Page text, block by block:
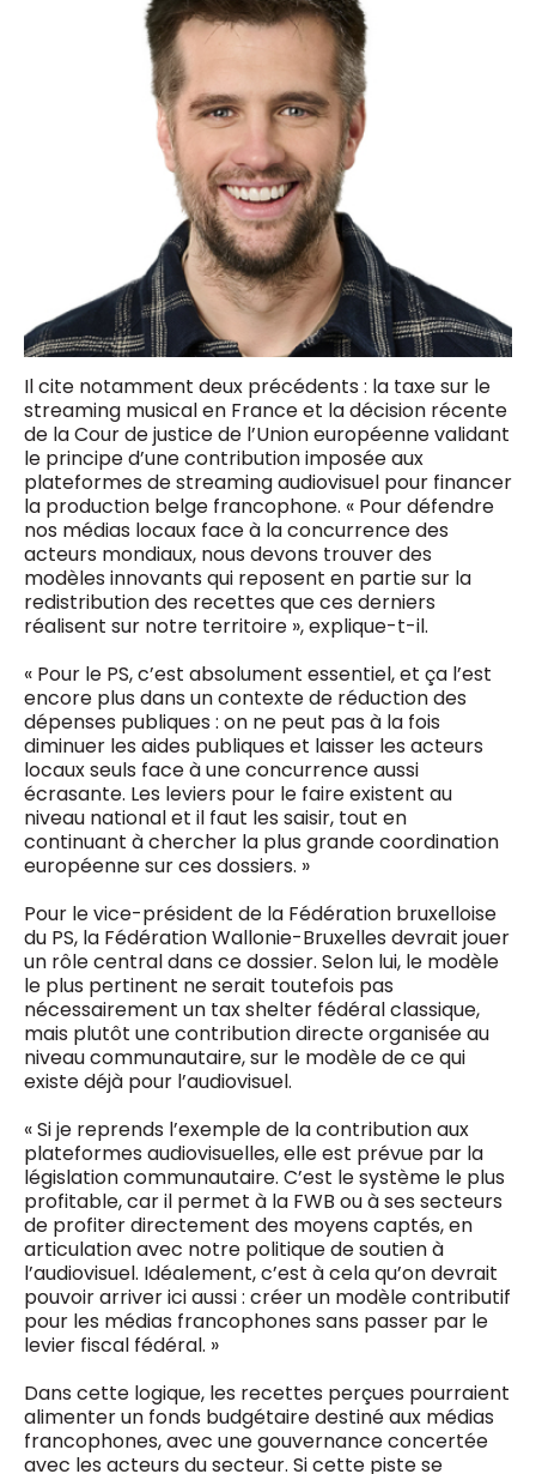
Il cite notamment deux précédents : la taxe sur le
streaming musical en France et la décision récente
de la Cour de justice de l’Union européenne validant
le principe d’une contribution imposée aux
plateformes de streaming audiovisuel pour financer
la production belge francophone. « Pour défendre
nos médias locaux face à la concurrence des
acteurs mondiaux, nous devons trouver des
modèles innovants qui reposent en partie sur la
redistribution des recettes que ces derniers
réalisent sur notre territoire », explique-t-il.
« Pour le PS, c’est absolument essentiel, et ça l’est
encore plus dans un contexte de réduction des
dépenses publiques : on ne peut pas à la fois
diminuer les aides publiques et laisser les acteurs
locaux seuls face à une concurrence aussi
écrasante. Les leviers pour le faire existent au
niveau national et il faut les saisir, tout en
continuant à chercher la plus grande coordination
européenne sur ces dossiers. »
Pour le vice-président de la Fédération bruxelloise
du PS, la Fédération Wallonie-Bruxelles devrait jouer
un rôle central dans ce dossier. Selon lui, le modèle
le plus pertinent ne serait toutefois pas
nécessairement un tax shelter fédéral classique,
mais plutôt une contribution directe organisée au
niveau communautaire, sur le modèle de ce qui
existe déjà pour l’audiovisuel.
« Si je reprends l’exemple de la contribution aux
plateformes audiovisuelles, elle est prévue par la
législation communautaire. C’est le système le plus
profitable, car il permet à la FWB ou à ses secteurs
de profiter directement des moyens captés, en
articulation avec notre politique de soutien à
l’audiovisuel. Idéalement, c’est à cela qu’on devrait
pouvoir arriver ici aussi : créer un modèle contributif
pour les médias francophones sans passer par le
levier fiscal fédéral. »
Dans cette logique, les recettes perçues pourraient
alimenter un fonds budgétaire destiné aux médias
francophones, avec une gouvernance concertée
avec les acteurs du secteur. Si cette piste se